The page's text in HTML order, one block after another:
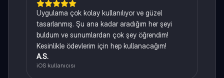
Uygulama çok kolay kullanılıyor ve güzel
tasarlanmış. Şu ana kadar aradığım her şeyi
buldum ve sunumlardan çok şey öğrendim!
Kesinlikle ödevlerim için hep kullanacağım!
A.S.
iOS kullanıcısı